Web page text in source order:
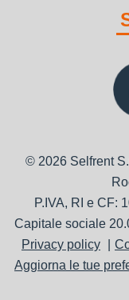
© 2026 Selfrent
P.IVA, RI e CF:
Capitale sociale
Privacy policy
Aggiorna le tue